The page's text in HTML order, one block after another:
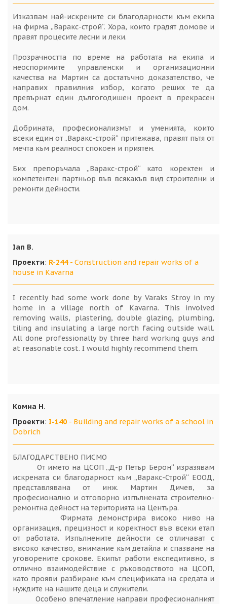
Изказвам най-искрените си благодарности към екипа
на фирма „Варакс-строй“. Хора, които градят домове и
правят процесите лесни и леки.
Прозрачността по време на работата на екипа и
неоспоримите управленски и организационни
качества на Мартин са достатъчно доказателство, че
направих правилния избор, когато реших те да
превърнат един дългогодишен проект в прекрасен
дом.
Добрината, професионализмът и уменията, които
всеки един от „Варакс-строй“ притежава, правят пътя от
мечта към реалност спокоен и приятен.
Бих препоръчала „Варакс-строй“ като коректен и
компетентен партньор във всякакъв вид строителни и
ремонти дейности.
Ian B.
Проекти: R-244- Construction and repair works of a
house in Kavarna
I recently had some work done by Varaks Stroy in my
home in a village north of Kavarna. This involved
removing walls, plastering, double glazing, plumbing,
tiling and insulating a large north facing outside wall.
All done professionally by three hard working guys and
at reasonable cost. I would highly recommend them.
Комна Н.
Проекти: I-140 - Building and repair works of a school in
Dobrich
БЛАГОДАРСТВЕНО ПИСМО
От името на ЦСОП „Д-р Петър Берон“ изразявам
искрената си благодарност към „Варакс-Строй“ ЕООД,
представлявана от инж. Мартин Дичев, за
професионално и отговорно изпълнената строително-
ремонтна дейност на територията на Центъра.
Фирмата демонстрира високо ниво на
организация, прецизност и коректност във всеки етап
от работата. Изпълнените дейности се отличават с
високо качество, внимание към детайла и спазване на
уговорените срокове. Екипът работи експедитивно, в
отлично взаимодействие с ръководството на ЦСОП,
като прояви разбиране към спецификата на средата и
нуждите на нашите деца и служители.
Особено впечатление направи професионалният